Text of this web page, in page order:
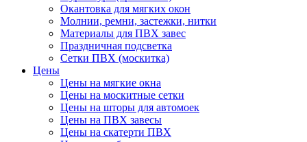
Окантовка для мягких окон
Молнии, ремни, застежки, нитки
Материалы для ПВХ завес
Праздничная подсветка
Сетки ПВХ (москитка)
Цены
Цены на мягкие окна
Цены на москитные сетки
Цены на шторы для автомоек
Цены на ПВХ завесы
Цены на скатерти ПВХ